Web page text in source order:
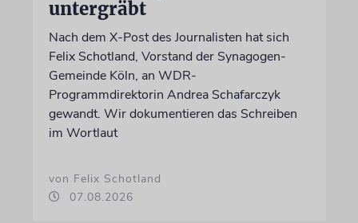
untergräbt
Nach dem X-Post des Journalisten hat sich
Felix Schotland, Vorstand der Synagogen-
Gemeinde Köln, an WDR-
Programmdirektorin Andrea Schafarczyk
gewandt. Wir dokumentieren das Schreiben
im Wortlaut
von Felix Schotland
07.08.2026